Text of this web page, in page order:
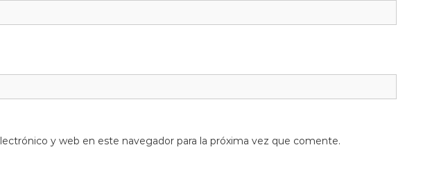
y web en este navegador para la próxima vez que comente.